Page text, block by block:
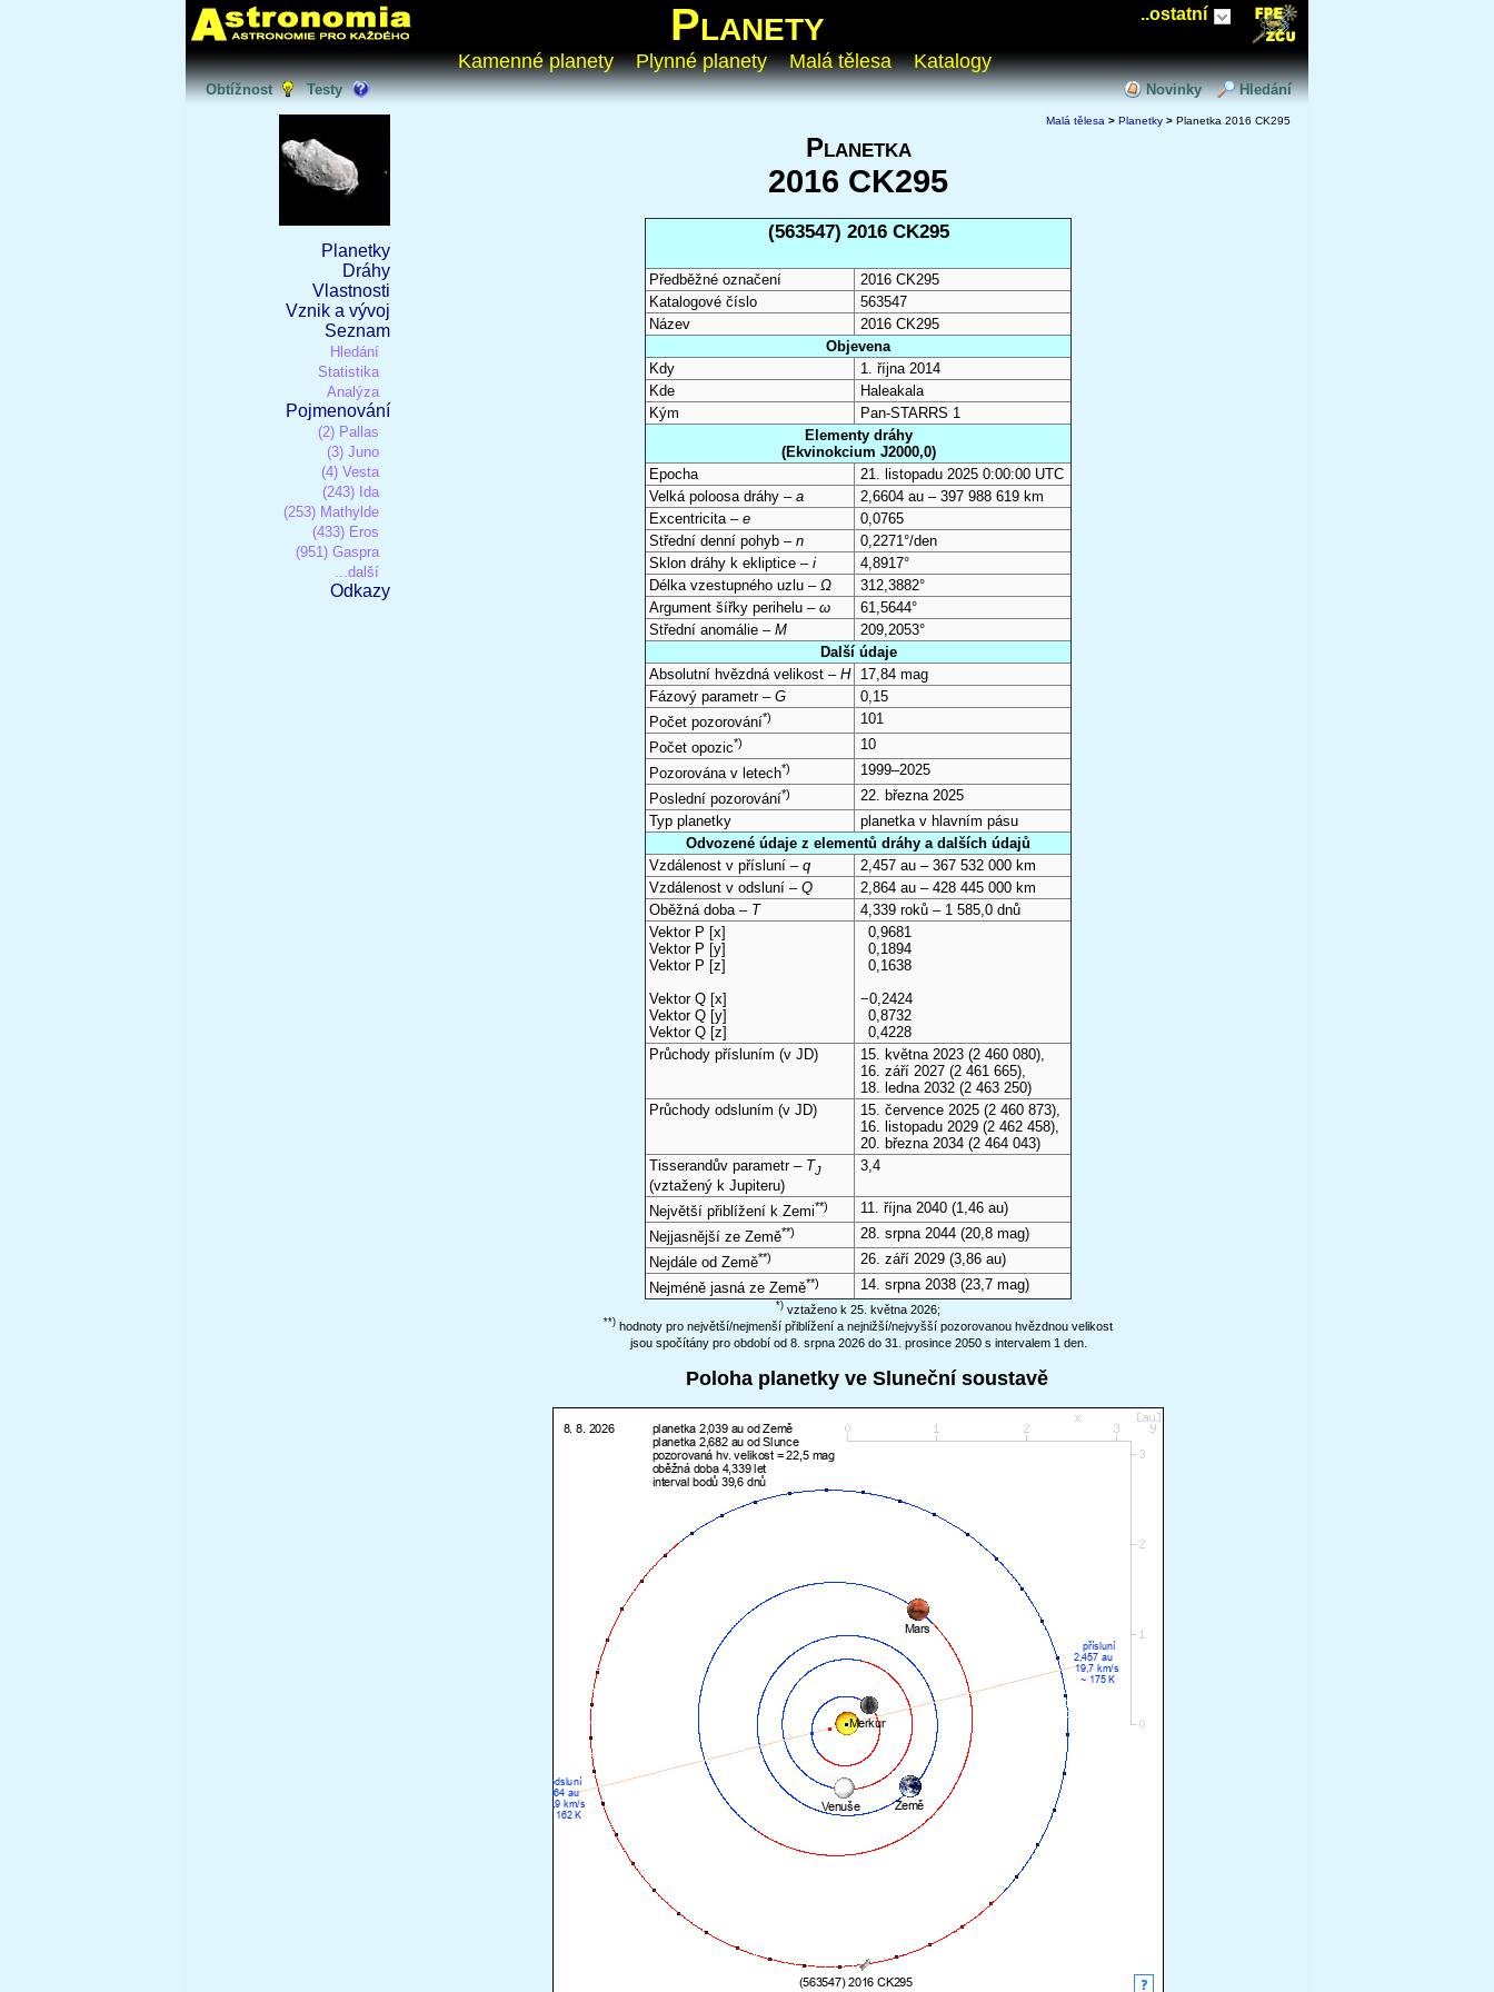
..ostatní
Planety
Kamenné planety Plynné planety Malá tělesa Katalogy
Obtížnost Testy Novinky Hledání
Planetky
Dráhy
Vlastnosti
Vznik a vývoj
Seznam
Hledání
Statistika
Analýza
Pojmenování
(2) Pallas
(3) Juno
(4) Vesta
(243) Ida
(253) Mathylde
(433) Eros
(951) Gaspra
...další
Odkazy
Malá tělesa > Planetky > Planetka 2016 CK295
Planetka
2016 CK295
(563547) 2016 CK295
Předběžné označení
2016 CK295
Katalogové číslo
563547
Název
2016 CK295
Objevena
Kdy
1. října 2014
Kde
Haleakala
Kým
Pan-STARRS 1
Elementy dráhy
(Ekvinokcium J2000,0)
Epocha
21. listopadu 2025 0:00:00 UTC
Velká poloosa dráhy – a
2,6604 au – 397 988 619 km
Excentricita – e
0,0765
Střední denní pohyb – n
0,2271°/den
Sklon dráhy k ekliptice – i
4,8917°
Délka vzestupného uzlu – Ω
312,3882°
Argument šířky perihelu – ω
61,5644°
Střední anomálie – M
209,2053°
Další údaje
Absolutní hvězdná velikost – H
17,84 mag
Fázový parametr – G
0,15
Počet pozorování*)
101
Počet opozic*)
10
Pozorována v letech*)
1999–2025
Poslední pozorování*)
22. března 2025
Typ planetky
planetka v hlavním pásu
Odvozené údaje z elementů dráhy a dalších údajů
Vzdálenost v přísluní – q
2,457 au – 367 532 000 km
Vzdálenost v odsluní – Q
2,864 au – 428 445 000 km
Oběžná doba – T
4,339 roků – 1 585,0 dnů
Vektor P [x]
Vektor P [y]
Vektor P [z]
Vektor Q [x]
Vektor Q [y]
Vektor Q [z]
0,9681
0,1894
0,1638
−0,2424
0,8732
0,4228
Průchody přísluním (v JD) 15. května 2023 (2 460 080),
16. září 2027 (2 461 665),
18. ledna 2032 (2 463 250)
Průchody odsluním (v JD) 15. července 2025 (2 460 873),
16. listopadu 2029 (2 462 458),
20. března 2034 (2 464 043)
Tisserandův parametr – TJ
(vztažený k Jupiteru)
3,4
Největší přiblížení k Zemi**) 11. října 2040 (1,46 au)
Nejjasnější ze Země**) 28. srpna 2044 (20,8 mag)
Nejdále od Země**) 26. září 2029 (3,86 au)
Nejméně jasná ze Země**) 14. srpna 2038 (23,7 mag)
*) vztaženo k 25. května 2026;
**) hodnoty pro největší/nejmenší přiblížení a nejnižší/nejvyšší pozorovanou hvězdnou velikost
jsou spočítány pro období od 8. srpna 2026 do 31. prosince 2050 s intervalem 1 den.
Poloha planetky ve Sluneční soustavě